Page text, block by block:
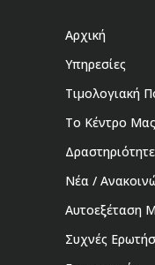
Αρχική
Υπηρεσίες
Τιμολογιακή
Το Κέντρο Μας
Νέα /
Αυτοεξέταση
Συχνές